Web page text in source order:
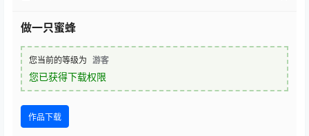
做一只蜜蜂
您当前的等级为 游客
您已获得下载权限
作品下载